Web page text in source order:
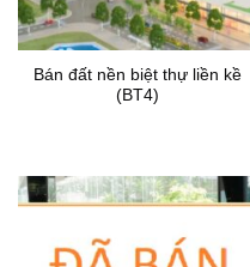
Bán đất nền biệt thự liền kề
(BT4)